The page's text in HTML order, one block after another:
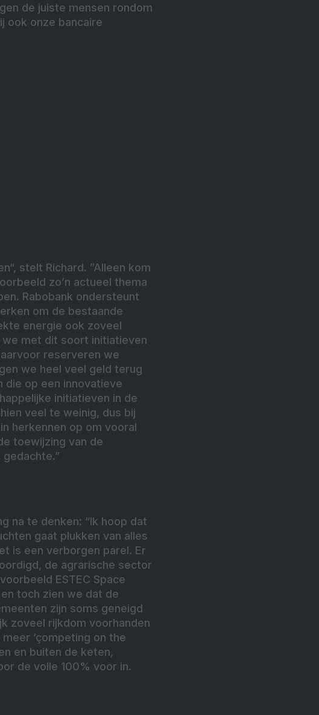
de juiste mensen rondom
ook onze bancaire
stelt Richard. ”Alleen kom
zo’n actueel thema
Rabobank ondersteunt
om de bestaande
energie ook zoveel
we met dit soort initiatieven
reserveren we
we heel veel geld terug
die op een innovatieve
initiatieven in de
veel te weinig, dus bij
herkennen op om vooral
toewijzing van de
na te denken: “Ik hoop dat
gaat plukken van alles
is een verborgen parel. Er
de agrarische sector
ESTEC Space
toch zien we dat de
zijn soms geneigd
zoveel rijkdom voorhanden
‘çompeting on the
en buiten de keten,
de volle 100% voor in.